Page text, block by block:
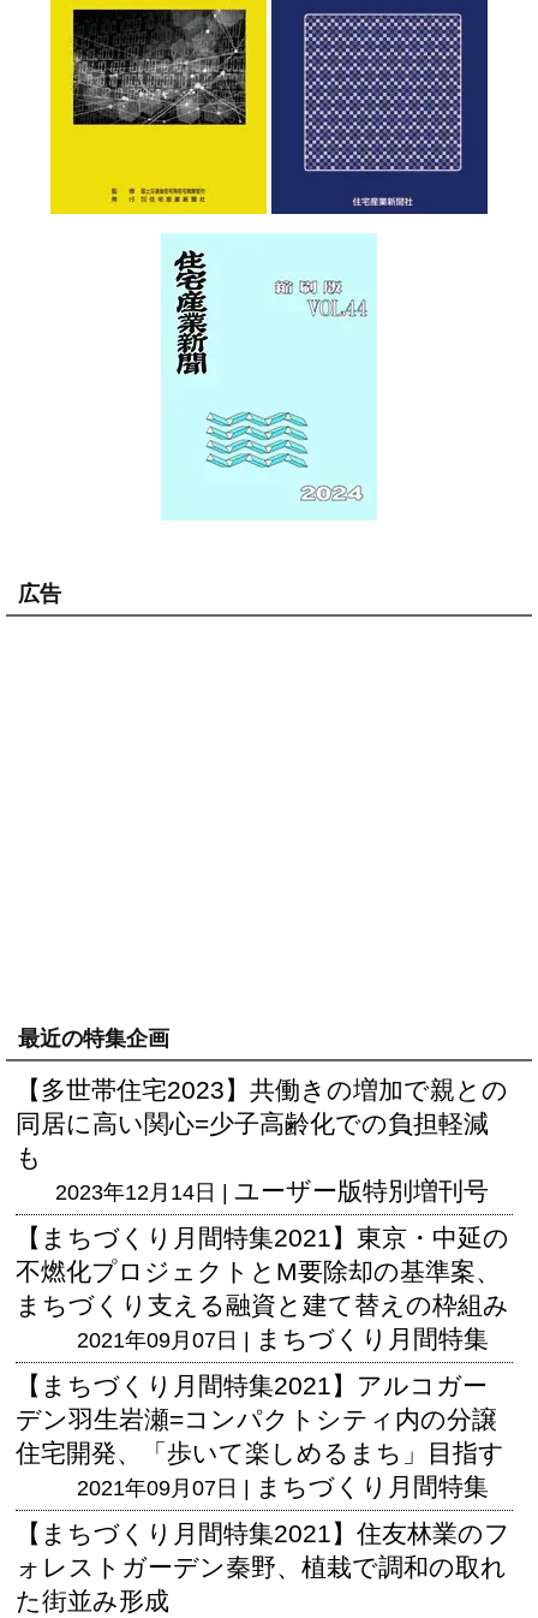
広告
最近の特集企画
【多世帯住宅2023】共働きの増加で親との
同居に高い関心=少子高齢化での負担軽減
も
2023年12月14日 | ユーザー版特別増刊号
【まちづくり月間特集2021】東京・中延の
不燃化プロジェクトとM要除却の基準案、
まちづくり支える融資と建て替えの枠組み
2021年09月07日 | まちづくり月間特集
【まちづくり月間特集2021】アルコガー
デン羽生岩瀬=コンパクトシティ内の分譲
住宅開発、「歩いて楽しめるまち」目指す
2021年09月07日 | まちづくり月間特集
【まちづくり月間特集2021】住友林業のフ
ォレストガーデン秦野、植栽で調和の取れ
た街並み形成